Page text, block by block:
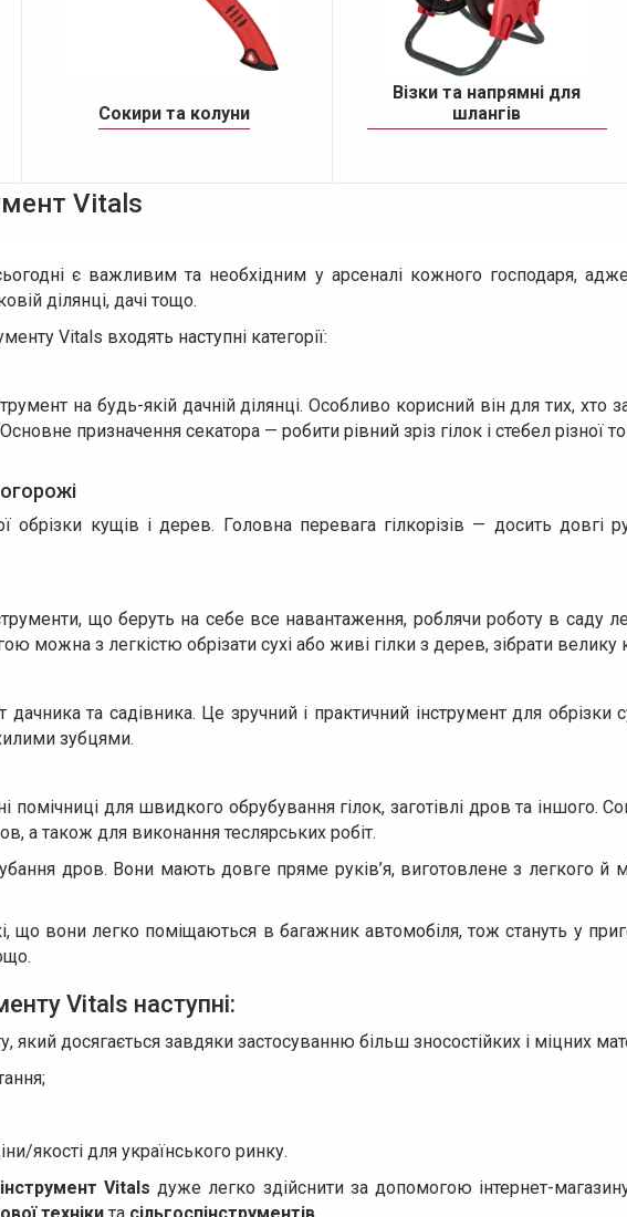
Сокири та колуни
Візки та напрямні для
шлангів
Vitals
є важливим та необхідним у арсеналі кожного господаря,
ділянці, дачі тощо.
Vitals входять наступні категорії:
на будь-якій дачній ділянці. Особливо корисний він для тих, хто
призначення секатора — робити рівний зріз гілок і стебел
обрізки кущів і дерев. Головна перевага гілкорізів — досить довгі
що беруть на себе все навантаження, роблячи роботу в саду
можна з легкістю обрізати сухі або живі гілки з дерев, зібрати велику
та садівника. Це зручний і практичний інструмент для
зубцями.
помічниці для швидкого обрубування гілок, заготівлі дров та іншого.
а також для виконання теслярських робіт.
дров. Вони мають довге пряме руків’я, виготовлене з легкого й
що вони легко поміщаються в багажник автомобіля, тож стануть у
Vitals наступні:
який досягається завдяки застосуванню більш зносостійких і міцних
якості для українського ринку.
Vitals дуже легко здійснити за допомогою інтернет-